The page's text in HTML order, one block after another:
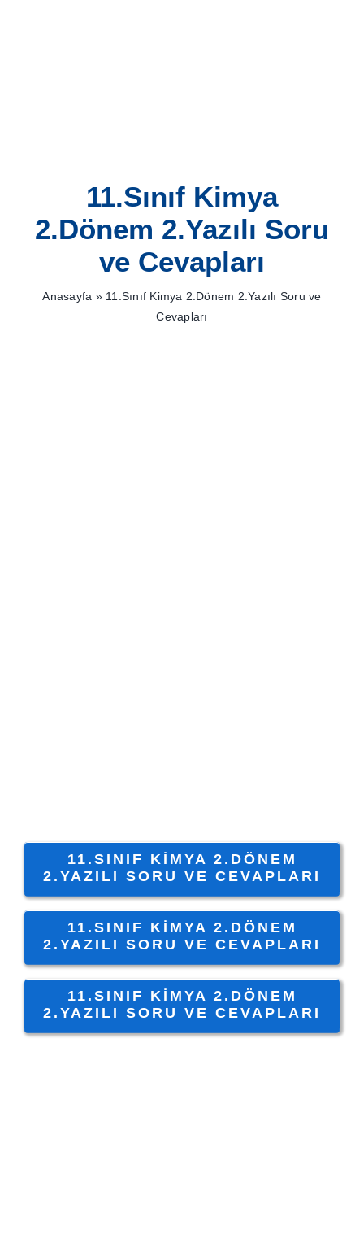
11.Sınıf Kimya
2.Dönem 2.Yazılı Soru
ve Cevapları
Anasayfa » 11.Sınıf Kimya 2.Dönem 2.Yazılı Soru ve
Cevapları
11.SINIF KIMYA 2.DÖNEM
2.YAZILI SORU VE CEVAPLARI
11.SINIF KIMYA 2.DÖNEM
2.YAZILI SORU VE CEVAPLARI
11.SINIF KIMYA 2.DÖNEM
2.YAZILI SORU VE CEVAPLARI